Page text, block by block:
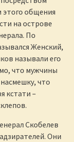
общения
на острове
По
Женский,
называли его
что мужчины
что
кстати –
Скобелев
Они